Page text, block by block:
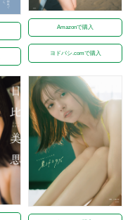
Amazonで購入
ヨドバシ.comで購入